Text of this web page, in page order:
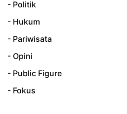
- Politik
- Hukum
- Pariwisata
- Opini
- Public Figure
- Fokus